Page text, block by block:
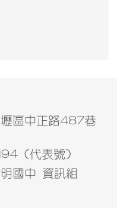
區中正路487巷
(代表號)
國中 資訊組